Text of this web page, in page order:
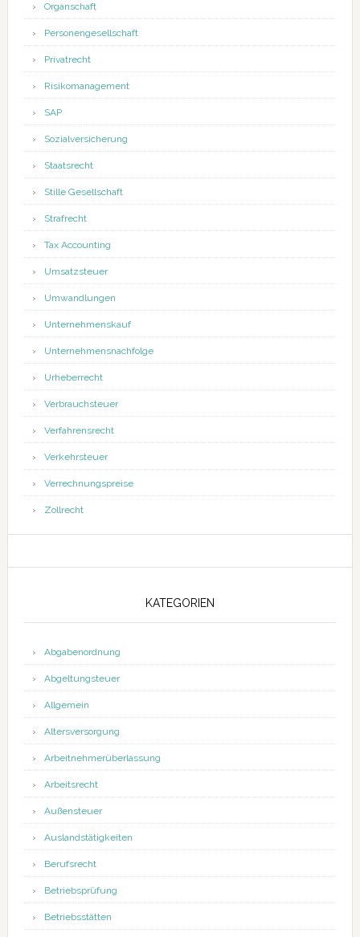
Organschaft
Personengesellschaft
Privatrecht
Risikomanagement
SAP
Sozialversicherung
Staatsrecht
Stille Gesellschaft
Strafrecht
Tax Accounting
Umsatzsteuer
Umwandlungen
Unternehmenskauf
Unternehmensnachfolge
Urheberrecht
Verbrauchsteuer
Verfahrensrecht
Verkehrsteuer
Verrechnungspreise
Zollrecht
KATEGORIEN
Abgabenordnung
Abgeltungsteuer
Allgemein
Altersversorgung
Arbeitnehmerüberlassung
Arbeitsrecht
Außensteuer
Auslandstätigkeiten
Berufsrecht
Betriebsprüfung
Betriebsstätten